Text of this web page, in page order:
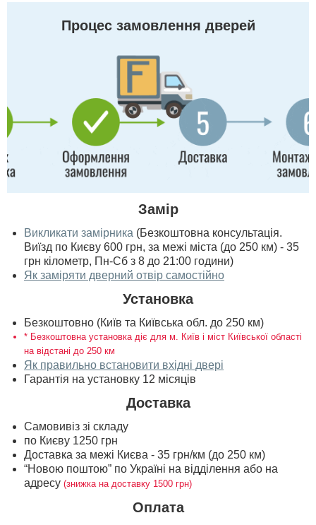
Процес замовлення дверей
Замір
Викликати замірника (Безкоштовна консультація.
Виїзд по Києву 600 грн, за межі міста (до 250 км) - 35
грн кілометр, Пн-Сб з 8 до 21:00 години)
Як заміряти дверний отвір самостійно
Установка
Безкоштовно (Київ та Київська обл. до 250 км)
* Безкоштовна установка діє для м. Київ і міст Київської області
на відстані до 250 км
Як правильно встановити вхідні двері
Гарантія на установку 12 місяців
Доставка
Самовивіз зі складу
по Києву 1250 грн
Доставка за межі Києва - 35 грн/км (до 250 км)
“Новою поштою” по Україні на відділення або на
адресу (знижка на доставку 1500 грн)
Оплата